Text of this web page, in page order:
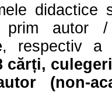
didactice
prim
, respectiv
cărți,
(non-